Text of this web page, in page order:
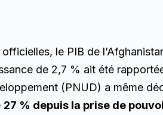
le PIB de
de 2,7 % ait été
(PNUD) a même
27 % depuis la prise de